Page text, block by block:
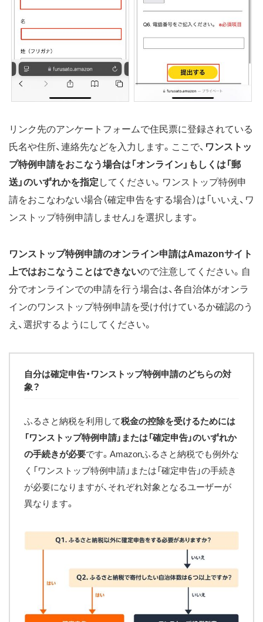
リンク先のアンケートフォームで住民票に登録されている
氏名や住所、連絡先などを入力します。ここで、 ワンストッ
プ特例申請をおこなう場合は「オンライン」もしくは「郵
送」のいずれかを指定 してください。ワンストップ特例申
請をおこなわない場合（確定申告をする場合）は「いいえ、ワ
ンストップ特例申請しません」を選択します。
ワンストップ特例申請のオンライン申請はAmazonサイト
上ではおこなうことはできないので注意してください。自
分でオンラインでの申請を行う場合は、各自治体がオンラ
インのワンストップ特例申請を受け付けているか確認のう
え、選択するようにしてください。
自分は確定申告・ワンストップ特例申請のどちらの対
象？
ふるさと納税を利用して税金の控除を受けるためには
「ワンストップ特例申請」または「確定申告」のいずれか
の手続きが必要です。Amazonふるさと納税でも例外な
く「ワンストップ特例申請」または「確定申告」の手続き
が必要になりますが、それぞれ対象となるユーザーが
異なります。